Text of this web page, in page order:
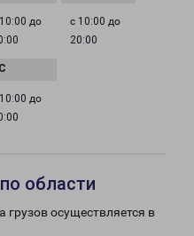
до
с 10:00 до
20:00
до
области
осуществляется в